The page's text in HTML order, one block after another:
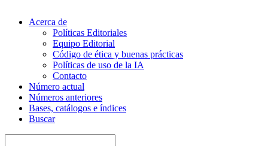
Acerca de
Políticas Editoriales
Equipo Editorial
Código de ética y buenas prácticas
Políticas de uso de la IA
Contacto
Número actual
Números anteriores
Bases, catálogos e índices
Buscar